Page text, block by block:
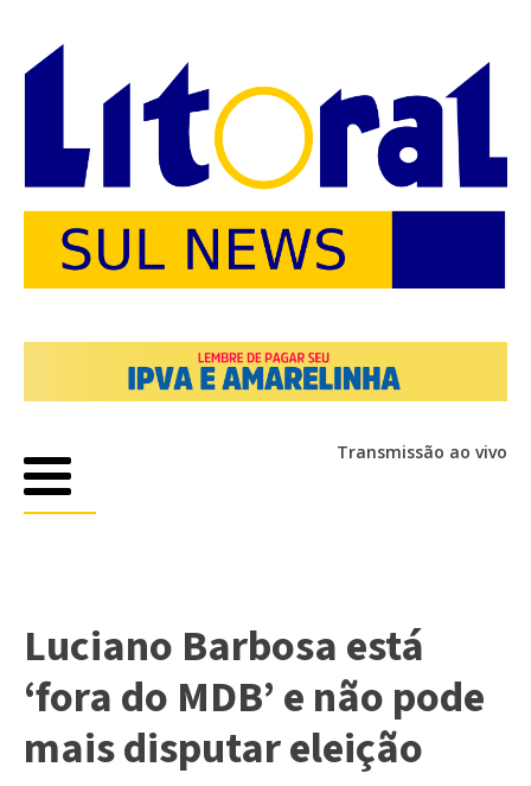
Transmissão ao vivo
Luciano Barbosa está
‘fora do MDB’ e não pode
mais disputar eleição